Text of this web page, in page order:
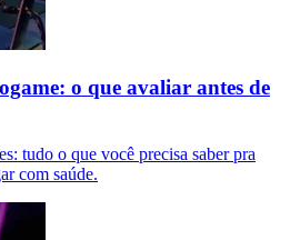
o que avaliar antes de
tudo o que você precisa saber pra
com saúde.